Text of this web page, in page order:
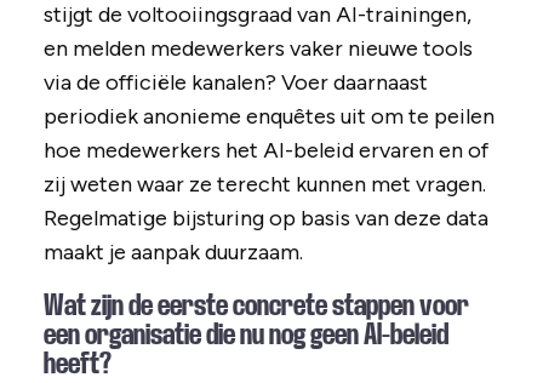
stijgt de voltooiingsgraad van AI-trainingen,
en melden medewerkers vaker nieuwe tools
via de officiële kanalen? Voer daarnaast
periodiek anonieme enquêtes uit om te peilen
hoe medewerkers het AI-beleid ervaren en of
zij weten waar ze terecht kunnen met vragen.
Regelmatige bijsturing op basis van deze data
maakt je aanpak duurzaam.
Wat zijn de eerste concrete stappen voor
een organisatie die nu nog geen AI-beleid
heeft?